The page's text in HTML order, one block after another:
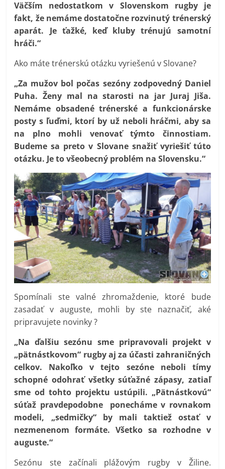
Väčším nedostatkom v Slovenskom rugby je
fakt, že nemáme dostatočne rozvinutý trénerský
aparát. Je ťažké, keď kluby trénujú samotní
hráči.“
Ako máte trénerskú otázku vyriešenú v Slovane?
„Za mužov bol počas sezóny zodpovedný Daniel
Puha. Ženy mal na starosti na jar Juraj Jiša.
Nemáme obsadené trénerské a funkcionárske
posty s ľuďmi, ktorí by už neboli hráčmi, aby sa
na plno mohli venovať týmto činnostiam.
Budeme sa preto v Slovane snažiť vyriešiť túto
otázku. Je to všeobecný problém na Slovensku.“
Spomínali ste valné zhromaždenie, ktoré bude
zasadať v auguste, mohli by ste naznačiť, aké
pripravujete novinky ?
„Na ďalšiu sezónu sme pripravovali projekt v
„pätnástkovom“ rugby aj za účasti zahraničných
celkov. Nakoľko v tejto sezóne neboli tímy
schopné odohrať všetky súťažné zápasy, zatiaľ
sme od tohto projektu ustúpili. „Pätnástkovú“
súťaž pravdepodobne ponecháme v rovnakom
modeli, „sedmičky“ by mali taktiež ostať v
nezmenenom formáte. Všetko sa rozhodne v
auguste.“
Sezónu ste začínali plážovým rugby v Žiline.